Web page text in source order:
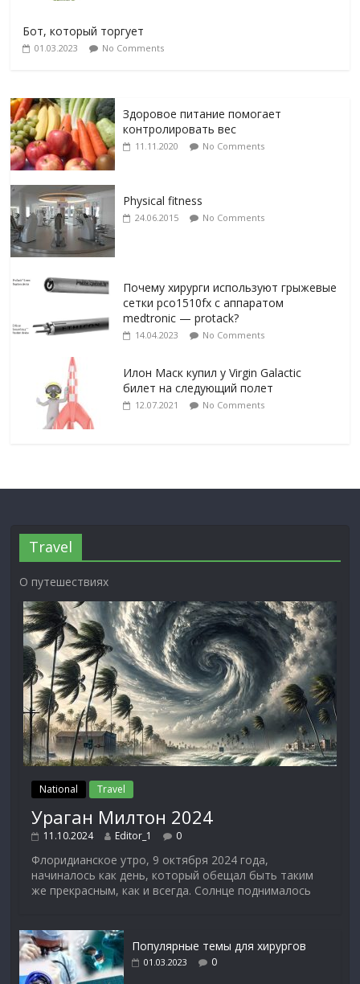
Бот, который торгует
01.03.2023 No Comments
Здоровое питание помогает
контролировать вес
11.11.2020 No Comments
Physical fitness
24.06.2015 No Comments
Почему хирурги используют грыжевые
сетки pco1510fx с аппаратом
medtronic — protack?
14.04.2023 No Comments
Илон Маск купил у Virgin Galactic
билет на следующий полет
12.07.2021 No Comments
Travel
О путешествиях
National Travel
Ураган Милтон 2024
11.10.2024 Editor_1 0
Флоридианское утро, 9 октября 2024 года,
начиналось как день, который обещал быть таким
же прекрасным, как и всегда. Солнце поднималось
Популярные темы для хирургов
01.03.2023 0